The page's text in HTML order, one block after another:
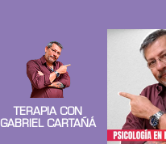
TERAPIA CON
GABRIEL CARTAÑÁ